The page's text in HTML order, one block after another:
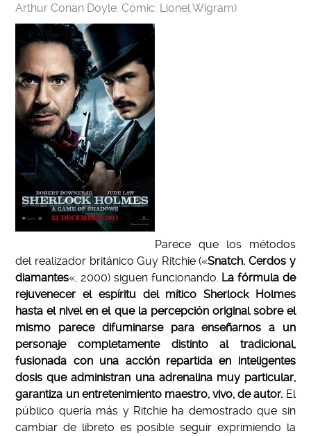
Arthur Conan Doyle. Cómic: Lionel Wigram)
Parece que los métodos
del realizador británico Guy Ritchie («Snatch. Cerdos y
diamantes«, 2000) siguen funcionando. La fórmula de
rejuvenecer el espíritu del mítico Sherlock Holmes
hasta el nivel en el que la percepción original sobre el
mismo parece difuminarse para enseñarnos a un
personaje completamente distinto al tradicional,
fusionada con una acción repartida en inteligentes
dosis que administran una adrenalina muy particular,
garantiza un entretenimiento maestro, vivo, de autor. El
público quería más y Ritchie ha demostrado que sin
cambiar de libreto es posible seguir exprimiendo la